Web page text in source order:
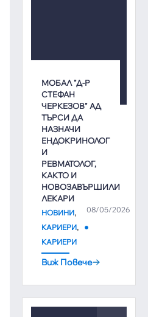
МОБАЛ "Д-Р
СТЕФАН
ЧЕРКЕЗОВ" АД
ТЪРСИ ДА
НАЗНАЧИ
ЕНДОКРИНОЛОГ
И
РЕВМАТОЛОГ,
КАКТО И
НОВОЗАВЪРШИЛИ
ЛЕКАРИ
08/05/2026
НОВИНИ,
КАРИЕРИ,
КАРИЕРИ
Виж Повече